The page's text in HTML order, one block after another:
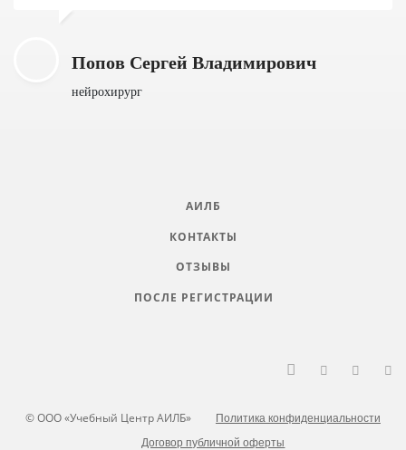
Попов Сергей Владимирович
нейрохирург
АИЛБ
КОНТАКТЫ
ОТЗЫВЫ
ПОСЛЕ РЕГИСТРАЦИИ
© ООО «Учебный Центр АИЛБ»
Политика конфиденциальности
Договор публичной оферты